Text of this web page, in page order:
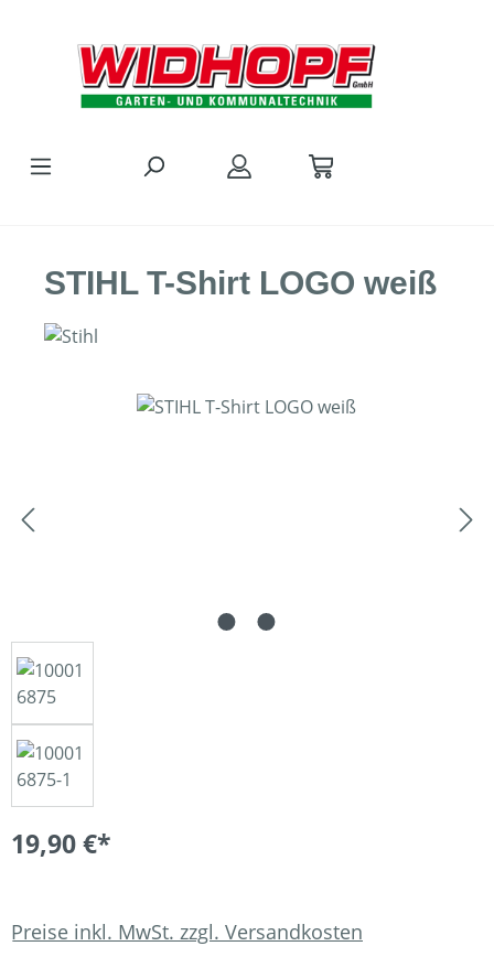
STIHL T-Shirt LOGO weiß
Bildergalerie überspringen
19,90 €*
Preise inkl. MwSt. zzgl. Versandkosten